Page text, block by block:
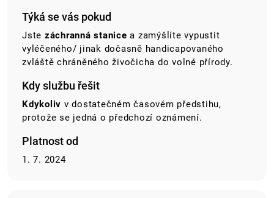
Týká se vás pokud
Jste záchranná stanice a zamýšlíte vypustit
vyléčeného/ jinak dočasně handicapovaného
zvláště chráněného živočicha do volné přírody.
Kdy službu řešit
Kdykoliv v dostatečném časovém předstihu,
protože se jedná o předchozí oznámení.
Platnost od
1. 7. 2024